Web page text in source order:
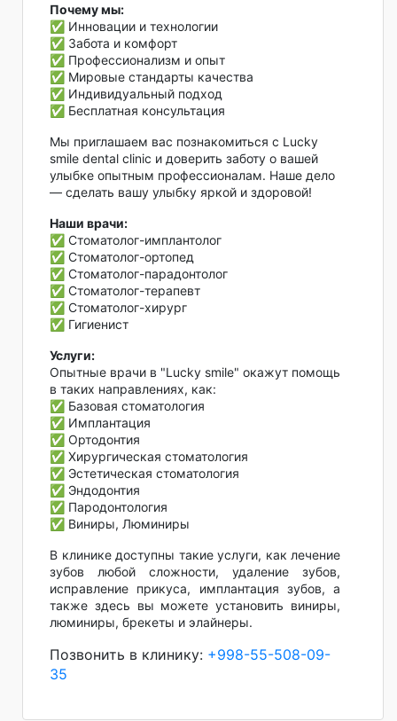
Почему мы:
✅ Инновации и технологии
✅ Забота и комфорт
✅ Профессионализм и опыт
✅ Мировые стандарты качества
✅ Индивидуальный подход
✅ Бесплатная консультация
Мы приглашаем вас познакомиться с Lucky
smile dental clinic и доверить заботу о вашей
улыбке опытным профессионалам. Наше дело
— сделать вашу улыбку яркой и здоровой!
Наши врачи:
✅ Стоматолог-имплантолог
✅ Стоматолог-ортопед
✅ Стоматолог-парадонтолог
✅ Стоматолог-терапевт
✅ Стоматолог-хирург
✅ Гигиенист
Услуги:
Опытные врачи в "Lucky smile" окажут помощь
в таких направлениях, как:
✅ Базовая стоматология
✅ Имплантация
✅ Ортодонтия
✅ Хирургическая стоматология
✅ Эстетическая стоматология
✅ Эндодонтия
✅ Пародонтология
✅ Виниры, Люминиры
В клинике доступны такие услуги, как лечение
зубов любой сложности, удаление зубов,
исправление прикуса, имплантация зубов, а
также здесь вы можете установить виниры,
люминиры, брекеты и элайнеры.
Позвонить в клинику: +998-55-508-09-
35